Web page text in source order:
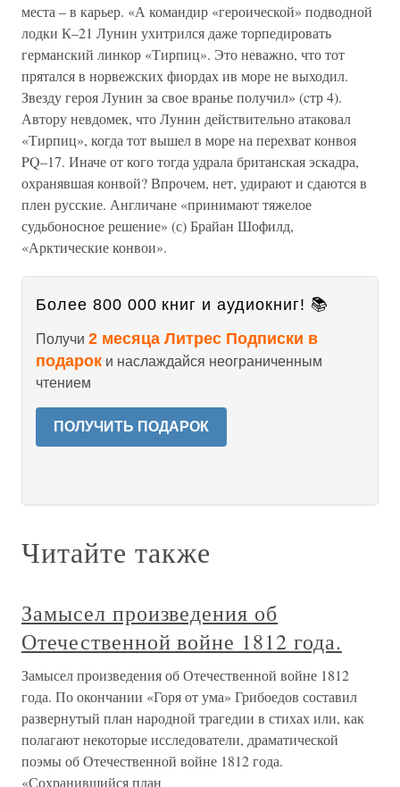
места – в карьер. «А командир «героической» подводной
лодки К–21 Лунин ухитрился даже торпедировать
германский линкор «Тирпиц». Это неважно, что тот
прятался в норвежских фиордах ив море не выходил.
Звезду героя Лунин за свое вранье получил» (cтр 4).
Автору невдомек, что Лунин действительно атаковал
«Тирпиц», когда тот вышел в море на перехват конвоя
PQ–17. Иначе от кого тогда удрала британская эскадра,
охранявшая конвой? Впрочем, нет, удирают и сдаются в
плен русские. Англичане «принимают тяжелое
судьбоносное решение» (с) Брайан Шофилд,
«Арктические конвои».
Более 800 000 книг и аудиокниг! 📚
Получи 2 месяца Литрес Подписки в
подарок и наслаждайся неограниченным
чтением
ПОЛУЧИТЬ ПОДАРОК
Читайте также
Замысел произведения об
Отечественной войне 1812 года.
Замысел произведения об Отечественной войне 1812
года. По окончании «Горя от ума» Грибоедов составил
развернутый план народной трагедии в стихах или, как
полагают некоторые исследователи, драматической
поэмы об Отечественной войне 1812 года.
«Сохранившийся план